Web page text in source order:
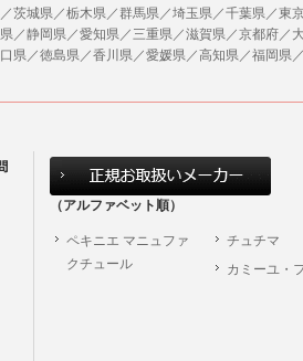
茨城県／栃木県／群馬県／埼玉県／千葉県／東
／静岡県／愛知県／三重県／滋賀県／京都府／
県／徳島県／香川県／愛媛県／高知県／福岡県
（アルファベット順）
ペキニエ マニュファ
クチュール
チュチマ
カミーユ・